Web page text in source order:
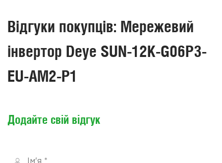
Відгуки покупців: Мережевий
інвертор Deye SUN-12K-G06P3-
EU-AM2-P1
Додайте свій відгук